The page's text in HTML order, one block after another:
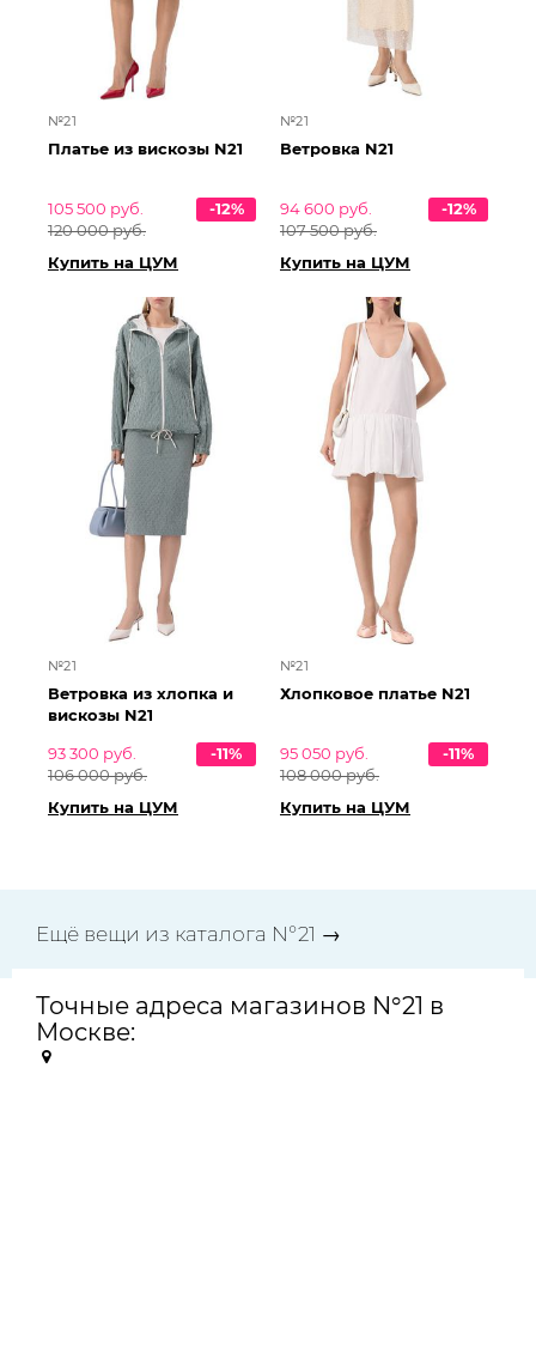
№21
Платье из вискозы N21
105 500 руб.
120 000 руб.
-12%
Купить на ЦУМ
№21
Ветровка N21
94 600 руб.
107 500 руб.
-12%
Купить на ЦУМ
№21
Ветровка из хлопка и
вискозы N21
93 300 руб.
106 000 руб.
-11%
Купить на ЦУМ
№21
Хлопковое платье N21
95 050 руб.
108 000 руб.
-11%
Купить на ЦУМ
Ещё вещи из каталога N°21 →
Точные адреса магазинов N°21 в
Москве: